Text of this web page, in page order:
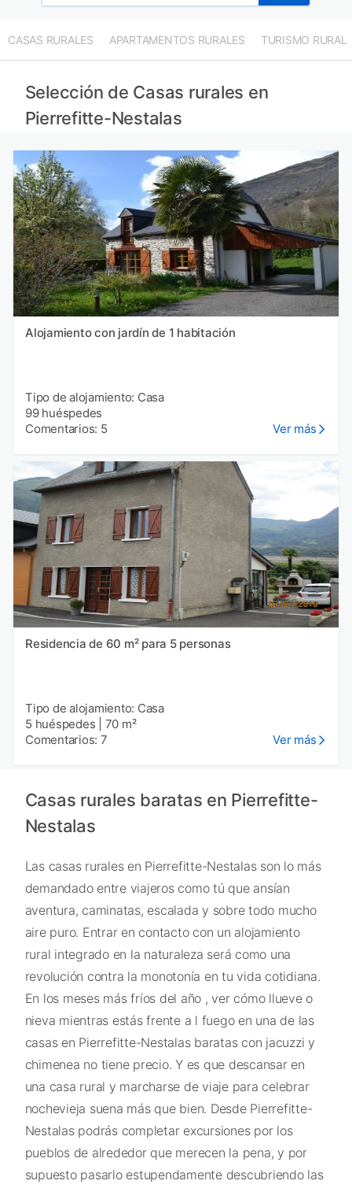
CASAS RURALES APARTAMENTOS RURALES TURISMO RURAL
Selección de Casas rurales en
Pierrefitte-Nestalas
Alojamiento con jardín de 1 habitación
Tipo de alojamiento: Casa
99 huéspedes
Comentarios: 5
Ver más
Residencia de 60 m² para 5 personas
Tipo de alojamiento: Casa
5 huéspedes
70 m²
Comentarios: 7
Ver más
Casas rurales baratas en Pierrefitte-
Nestalas
Las casas rurales en Pierrefitte-Nestalas son lo más
demandado entre viajeros como tú que ansían
aventura, caminatas, escalada y sobre todo mucho
aire puro. Entrar en contacto con un alojamiento
rural integrado en la naturaleza será como una
revolución contra la monotonía en tu vida cotidiana.
En los meses más fríos del año , ver cómo llueve o
nieva mientras estás frente a l fuego en una de las
casas en Pierrefitte-Nestalas baratas con jacuzzi y
chimenea no tiene precio. Y es que descansar en
una casa rural y marcharse de viaje para celebrar
nochevieja suena más que bien. Desde Pierrefitte-
Nestalas podrás completar excursiones por los
pueblos de alrededor que merecen la pena, y por
supuesto pasarlo estupendamente descubriendo las